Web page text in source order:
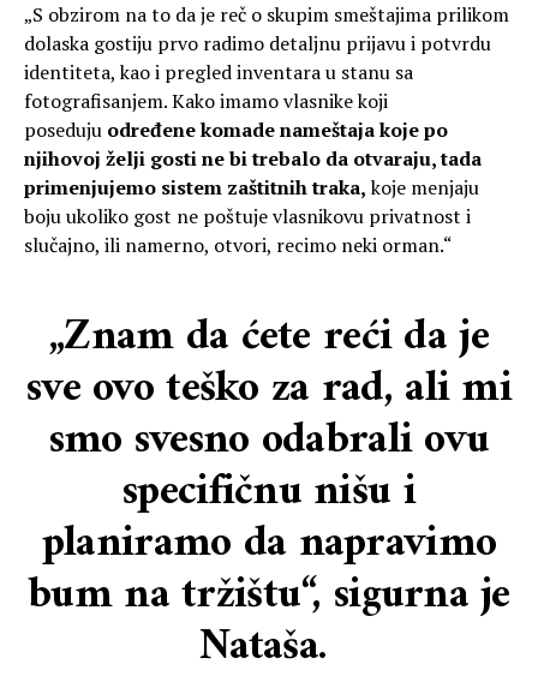
„S obzirom na to da je reč o skupim smeštajima prilikom
dolaska gostiju prvo radimo detaljnu prijavu i potvrdu
identiteta, kao i pregled inventara u stanu sa
fotografisanjem. Kako imamo vlasnike koji
poseduju određene komade nameštaja koje po
njihovoj želji gosti ne bi trebalo da otvaraju, tada
primenjujemo sistem zaštitnih traka,koje menjaju
boju ukoliko gost ne poštuje vlasnikovu privatnost i
slučajno, ili namerno, otvori, recimo neki orman.“
„Znam da ćete reći da je
sve ovo teško za rad, ali mi
smo svesno odabrali ovu
specifičnu nišu i
planiramo da napravimo
bum na tržištu“, sigurna je
Nataša.